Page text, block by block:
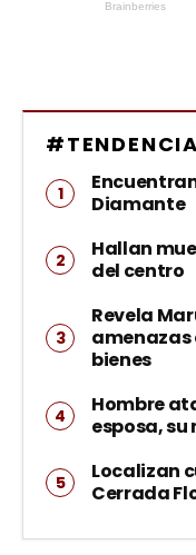
Diamante
Hallan
del centro
Revela
amenazas
bienes
Hombre
esposa, su
Localizan
Cerrada